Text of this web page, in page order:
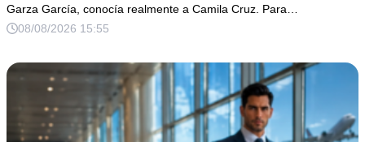
Garza García, conocía realmente a Camila Cruz. Para…
08/08/2026 15:55